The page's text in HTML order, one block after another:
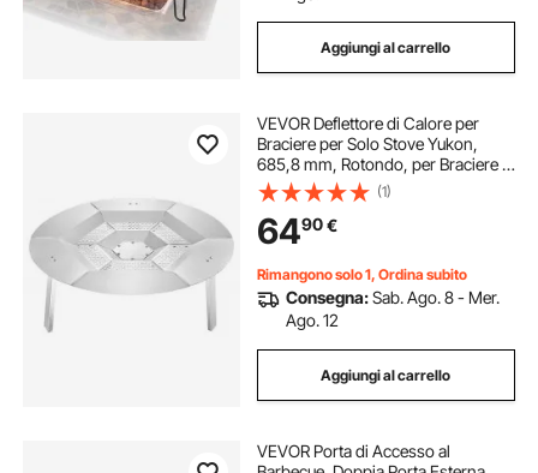
Aggiungi al carrello
VEVOR Deflettore di Calore per
Braciere per Solo Stove Yukon,
685,8 mm, Rotondo, per Braciere a
Legna, Diffusore di Calore in
Acciaio Inox 304, con 3 Gambe
Staccabile, Accessori da
Campeggio
(1)
6490€
Rimangono solo 1, Ordina subito
Consegna:Sab. Ago. 8 - Mer.
Ago. 12
Aggiungi al carrello
VEVOR Porta di Accesso al